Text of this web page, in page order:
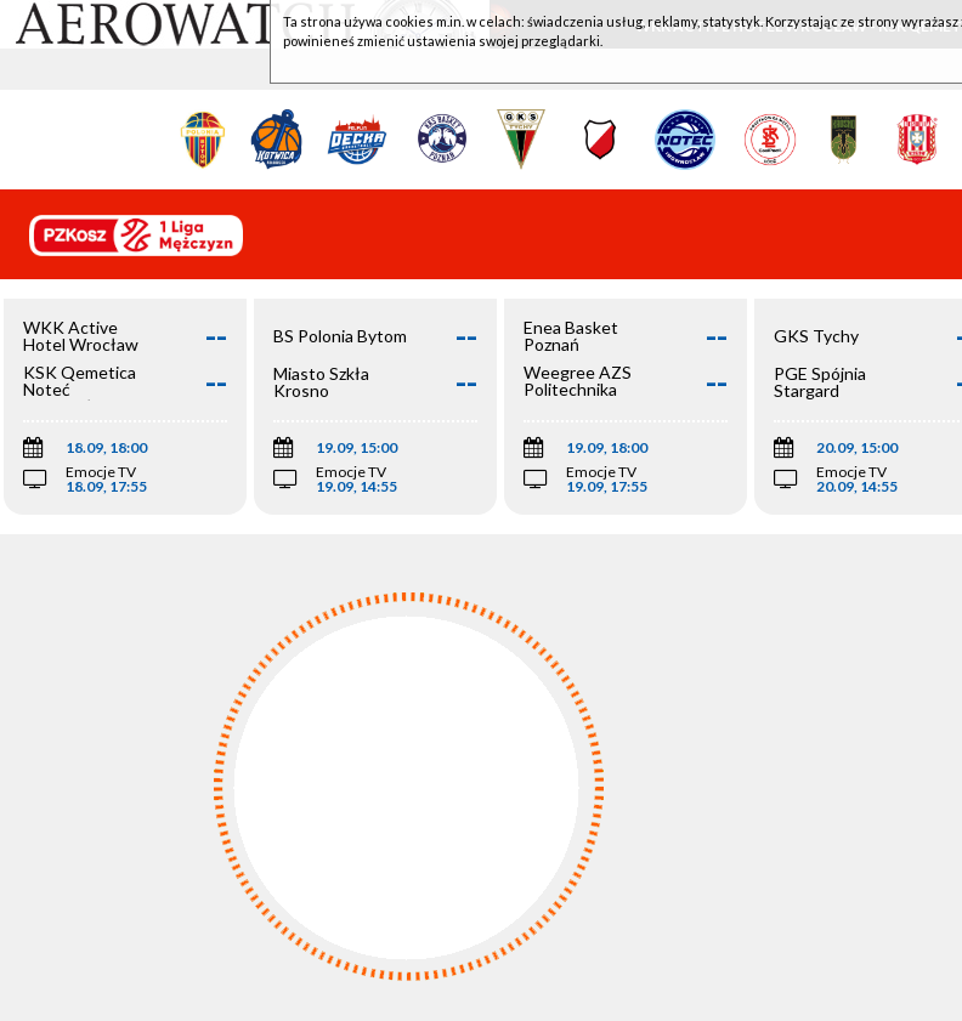
WKK ACTIVE HOTEL WROCŁAW - KSK
WKK Active
Hotel Wrocław
--
KSK Qemetica
Noteć
Inowrocław
--
18.09, 18:00
Emocje TV
18.09, 17:55
BS Polonia Bytom --
Miasto Szkła
Krosno
--
19.09, 15:00
Emocje TV
19.09, 14:55
Enea Basket
Poznań
--
Weegree AZS
Politechnika
--
19.09, 18:00
Emocje TV
19.09, 17:55
GKS Tychy
PGE Spójnia
Stargard
20.09, 15:00
Emocje TV
20.09, 14:55
Ta strona używa cookies m.in. w celach: świadczenia usług, reklamy, statystyk. Korzystając ze strony
powinieneś zmienić ustawienia swojej przeglądarki.